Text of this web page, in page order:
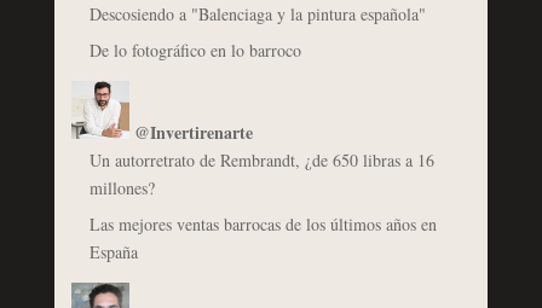
Descosiendo a "Balenciaga y la pintura española"
De lo fotográfico en lo barroco
@Invertirenarte
Un autorretrato de Rembrandt, ¿de 650 libras a 16
millones?
Las mejores ventas barrocas de los últimos años en
España